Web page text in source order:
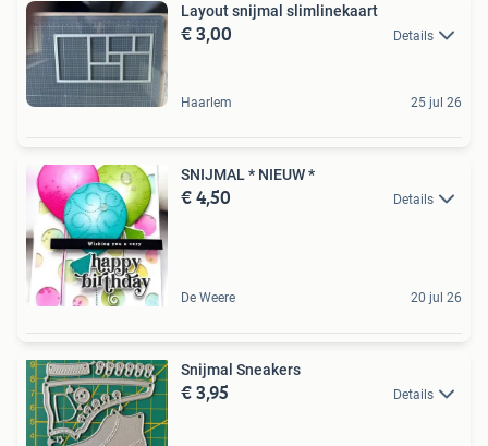
Layout snijmal slimlinekaart
€ 3,00 Details
Haarlem 25 jul 26
SNIJMAL * NIEUW *
€ 4,50 Details
De Weere 20 jul 26
Snijmal Sneakers
€ 3,95 Details